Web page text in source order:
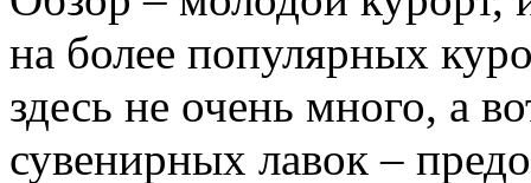
на более популярных
здесь не очень много, а
сувенирных лавок –